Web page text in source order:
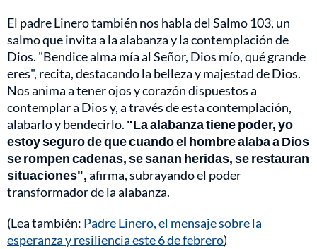
El padre Linero también nos habla del Salmo 103, un
salmo que invita a la alabanza y la contemplación de
Dios. "Bendice alma mía al Señor, Dios mío, qué grande
eres", recita, destacando la belleza y majestad de Dios.
Nos anima a tener ojos y corazón dispuestos a
contemplar a Dios y, a través de esta contemplación,
alabarlo y bendecirlo. "La alabanza tiene poder, yo
estoy seguro de que cuando el hombre alaba a Dios
se rompen cadenas, se sanan heridas, se restauran
situaciones",afirma, subrayando el poder
transformador de la alabanza.
(Lea también: Padre Linero, el mensaje sobre la
esperanza y resiliencia este 6 de febrero)